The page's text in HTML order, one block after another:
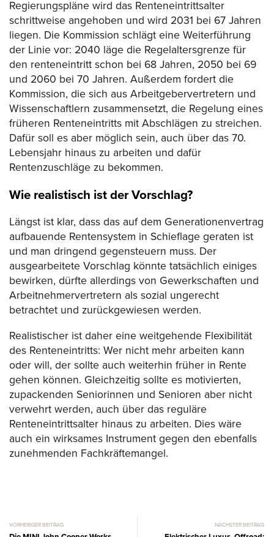
Regierungspläne wird das Renteneintrittsalter
schrittweise angehoben und wird 2031 bei 67 Jahren
liegen. Die Kommission schlägt eine Weiterführung
der Linie vor: 2040 läge die Regelaltersgrenze für
den renteneintritt schon bei 68 Jahren, 2050 bei 69
und 2060 bei 70 Jahren. Außerdem fordert die
Kommission, die sich aus Arbeitgebervertretern und
Wissenschaftlern zusammensetzt, die Regelung eines
früheren Renteneintritts mit Abschlägen zu streichen.
Dafür soll es aber möglich sein, auch über das 70.
Lebensjahr hinaus zu arbeiten und dafür
Rentenzuschläge zu bekommen.
Wie realistisch ist der Vorschlag?
Längst ist klar, dass das auf dem Generationenvertrag
aufbauende Rentensystem in Schieflage geraten ist
und man dringend gegensteuern muss. Der
ausgearbeitete Vorschlag könnte tatsächlich einiges
bewirken, dürfte allerdings von Gewerkschaften und
Arbeitnehmervertretern als sozial ungerecht
betrachtet und zurückgewiesen werden.
Realistischer ist daher eine weitgehende Flexibilität
des Renteneintritts: Wer nicht mehr arbeiten kann
oder will, der sollte auch weiterhin früher in Rente
gehen können. Gleichzeitig sollte es motivierten,
zupackenden Seniorinnen und Senioren aber nicht
verwehrt werden, auch über das reguläre
Renteneintrittsalter hinaus zu arbeiten. Dies wäre
auch ein wirksames Instrument gegen den ebenfalls
zunehmenden Fachkräftemangel.
VORHERIGER BEITRAG NÄCHSTER BEITRAG